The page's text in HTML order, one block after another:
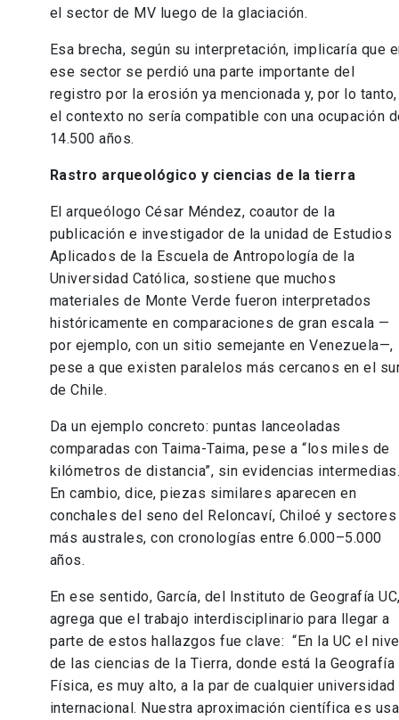
el sector de MV luego de la glaciación.
Esa brecha, según su interpretación, implicaría que
ese sector se perdió una parte importante del
registro por la erosión ya mencionada y, por lo tanto,
el contexto no sería compatible con una ocupación
14.500 años.
Rastro arqueológico y ciencias de la tierra
El arqueólogo César Méndez, coautor de la
publicación e investigador de la unidad de Estudios
Aplicados de la Escuela de Antropología de la
Universidad Católica, sostiene que muchos
materiales de Monte Verde fueron interpretados
históricamente en comparaciones de gran escala —
por ejemplo, con un sitio semejante en Venezuela—,
pese a que existen paralelos más cercanos en el
de Chile.
Da un ejemplo concreto: puntas lanceoladas
comparadas con Taima-Taima, pese a “los miles de
kilómetros de distancia”, sin evidencias
En cambio, dice, piezas similares aparecen en
conchales del seno del Reloncaví, Chiloé y sectores
más australes, con cronologías entre 6.000–5.000
años.
En ese sentido, García, del Instituto de Geografía
agrega que el trabajo interdisciplinario para llegar a
parte de estos hallazgos fue clave: “En la UC el
de las ciencias de la Tierra, donde está la Geografía
Física, es muy alto, a la par de cualquier universidad
internacional. Nuestra aproximación científica es